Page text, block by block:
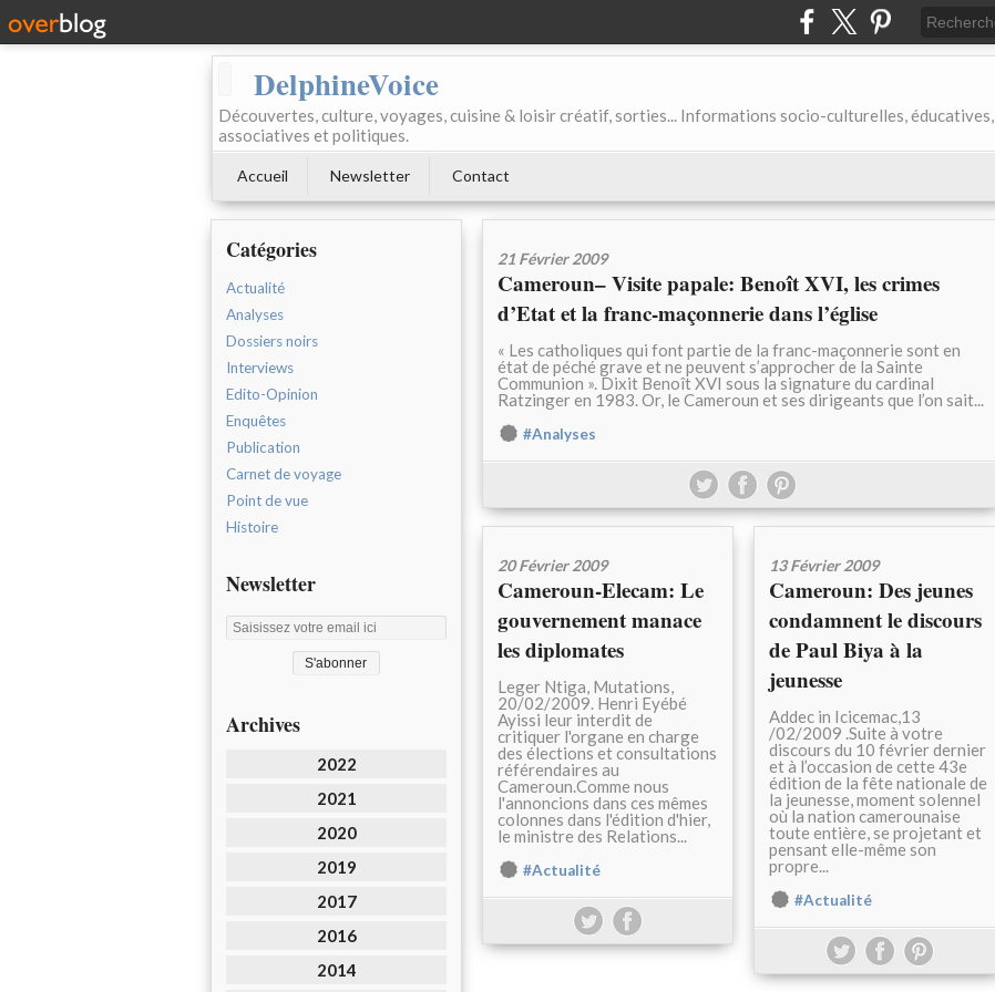
DelphineVoice
Découvertes, culture, voyages, cuisine & loisir créatif, sorties... Informations socio-culturelles, éducatives,
associatives et politiques.
Accueil Newsletter Contact
Catégories
Actualité
Analyses
Dossiers noirs
Interviews
Edito-Opinion
Enquêtes
Publication
Carnet de voyage
Point de vue
Histoire
Newsletter
Archives
2022
2021
2020
2019
2017
2016
2014
21 Février 2009
Cameroun– Visite papale: Benoît XVI, les crimes
d’Etat et la franc-maçonnerie dans l’église
« Les catholiques qui font partie de la franc-maçonnerie sont en
état de péché grave et ne peuvent s’approcher de la Sainte
Communion ». Dixit Benoît XVI sous la signature du cardinal
Ratzinger en 1983. Or, le Cameroun et ses dirigeants que l’on sait...
#Analyses
20 Février 2009
Cameroun-Elecam: Le
gouvernement manace
les diplomates
Leger Ntiga, Mutations,
20/02/2009. Henri Eyébé
Ayissi leur interdit de
critiquer l'organe en charge
des élections et consultations
référendaires au
Cameroun.Comme nous
l'annoncions dans ces mêmes
colonnes dans l'édition d'hier,
le ministre des Relations...
#Actualité
13 Février 2009
Cameroun: Des jeunes
condamnent le discours
de Paul Biya à la
jeunesse
Addec in Icicemac,13
/02/2009 .Suite à votre
discours du 10 février dernier
et à l’occasion de cette 43e
édition de la fête nationale de
la jeunesse, moment solennel
où la nation camerounaise
toute entière, se projetant et
pensant elle-même son
propre...
#Actualité